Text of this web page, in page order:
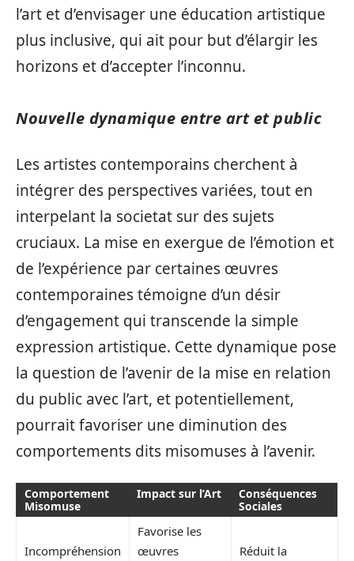
l’art et d’envisager une éducation artistique
plus inclusive, qui ait pour but d’élargir les
horizons et d’accepter l’inconnu.
Nouvelle dynamique entre art et public
Les artistes contemporains cherchent à
intégrer des perspectives variées, tout en
interpelant la societat sur des sujets
cruciaux. La mise en exergue de l’émotion et
de l’expérience par certaines œuvres
contemporaines témoigne d’un désir
d’engagement qui transcende la simple
expression artistique. Cette dynamique pose
la question de l’avenir de la mise en relation
du public avec l’art, et potentiellement,
pourrait favoriser une diminution des
comportements dits misomuses à l’avenir.
Comportement
Misomuse
Impact sur l’Art
Conséquences
Sociales
Incompréhension
Favorise les
œuvres
Réduit la